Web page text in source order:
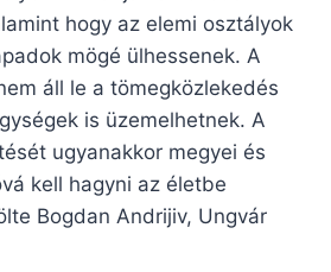
hogy az elemi osztályok
mögé ülhessenek. A
áll le a tömegközlekedés
is üzemelhetnek. A
ugyanakkor megyei és
kell hagyni az életbe
Bogdan Andrijiv, Ungvár